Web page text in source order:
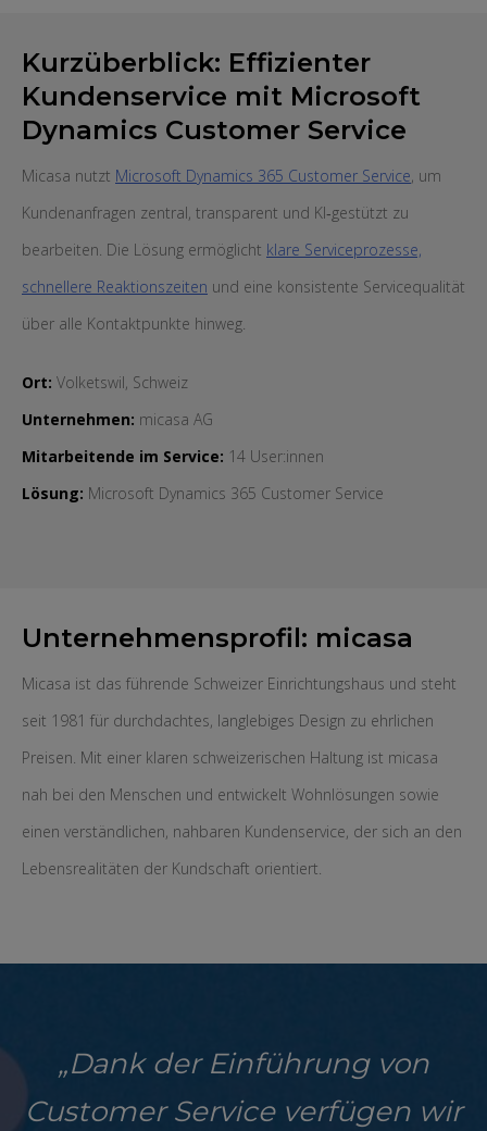
Kurzüberblick: Effizienter
Kundenservice mit Microsoft
Dynamics Customer Service
Micasa nutzt Microsoft Dynamics 365 Customer Service, um
Kundenanfragen zentral, transparent und KI‑gestützt zu
bearbeiten. Die Lösung ermöglicht klare Serviceprozesse,
schnellere Reaktionszeiten und eine konsistente Servicequalität
über alle Kontaktpunkte hinweg.
Ort: Volketswil, Schweiz
Unternehmen: micasa AG
Mitarbeitende im Service: 14 User:innen
Lösung: Microsoft Dynamics 365 Customer Service
Unternehmensprofil: micasa
Micasa ist das führende Schweizer Einrichtungshaus und steht
seit 1981 für durchdachtes, langlebiges Design zu ehrlichen
Preisen. Mit einer klaren schweizerischen Haltung ist micasa
nah bei den Menschen und entwickelt Wohnlösungen sowie
einen verständlichen, nahbaren Kundenservice, der sich an den
Lebensrealitäten der Kundschaft orientiert.
„Dank der Einführung von
Customer Service verfügen wir